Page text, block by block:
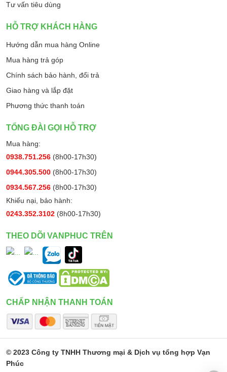
Tư vấn tiêu dùng
HỖ TRỢ KHÁCH HÀNG
Hướng dẫn mua hàng Online
Mua hàng trả góp
Chính sách bảo hành, đổi trả
Giao hàng và lắp đặt
Phương thức thanh toán
TỔNG ĐÀI GỌI HỖ TRỢ
Mua hàng:
0938.751.256 (8h00-17h30)
0944.305.500 (8h00-17h30)
0934.567.256 (8h00-17h30)
Khiếu nại, bảo hành:
0243.352.3102 (8h00-17h30)
THEO DÕI VANPHUC TRÊN
CHẤP NHẬN THANH TOÁN
© 2023 Công ty TNHH Thương mại & Dịch vụ tổng hợp Vạn
Phúc